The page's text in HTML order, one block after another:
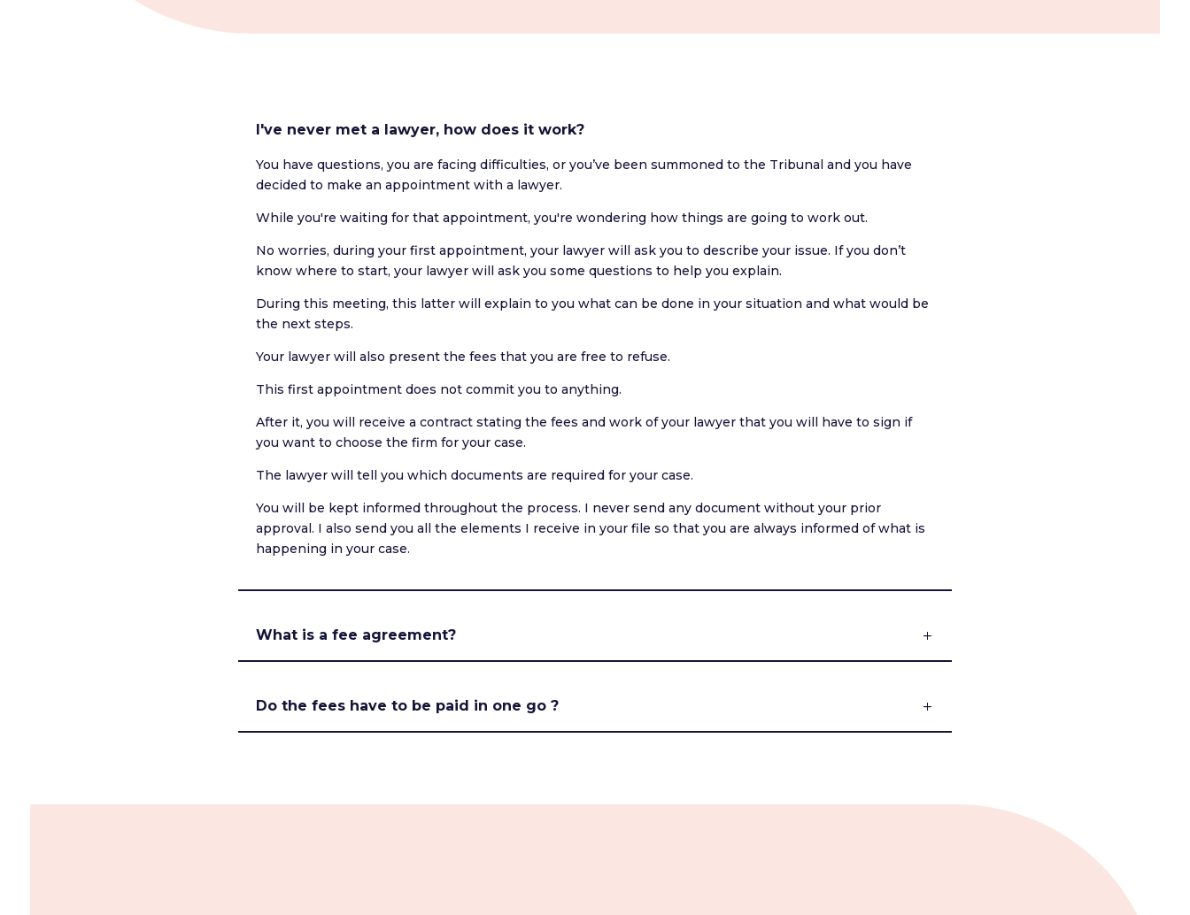
I've never met a lawyer, how does it work?
You have questions, you are facing difficulties, or you’ve been summoned to the Tribunal and you have
decided to make an appointment with a lawyer.
While you're waiting for that appointment, you're wondering how things are going to work out.
No worries, during your first appointment, your lawyer will ask you to describe your issue. If you don’t
know where to start, your lawyer will ask you some questions to help you explain.
During this meeting, this latter will explain to you what can be done in your situation and what would be
the next steps.
Your lawyer will also present the fees that you are free to refuse.
This first appointment does not commit you to anything.
After it, you will receive a contract stating the fees and work of your lawyer that you will have to sign if
you want to choose the firm for your case.
The lawyer will tell you which documents are required for your case.
You will be kept informed throughout the process. I never send any document without your prior
approval. I also send you all the elements I receive in your file so that you are always informed of what is
happening in your case.
What is a fee agreement?
Do the fees have to be paid in one go ?